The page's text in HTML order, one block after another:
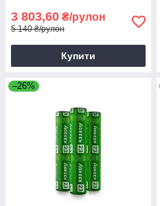
3 803,60 ₴/рулон
5 140 ₴/рулон
Купити
–26%